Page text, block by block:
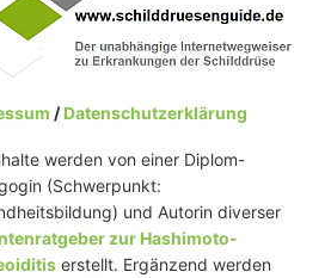
/Datenschutzerklärung
werden von einer Diplom-
(Schwerpunkt:
und Autorin diverser
zur Hashimoto-
erstellt. Ergänzend werden